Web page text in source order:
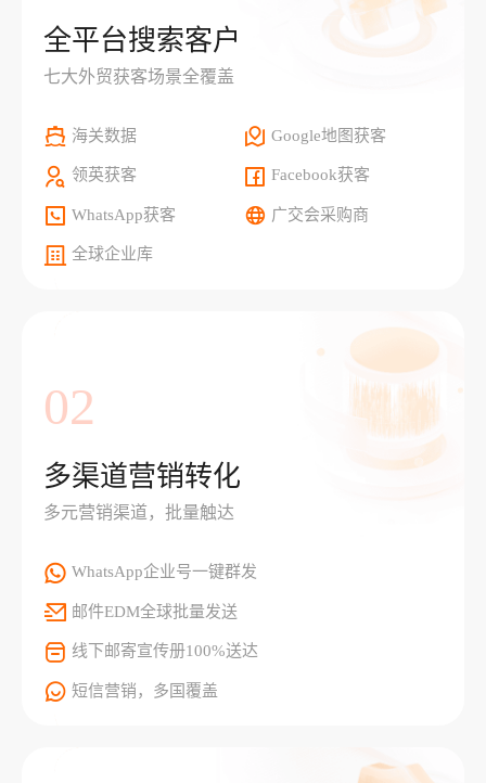
全平台搜索客户
七大外贸获客场景全覆盖
海关数据 Google地图获客
领英获客 Facebook获客
WhatsApp获客 广交会采购商
全球企业库
02
多渠道营销转化
多元营销渠道，批量触达
WhatsApp企业号一键群发
邮件EDM全球批量发送
线下邮寄宣传册100%送达
短信营销，多国覆盖